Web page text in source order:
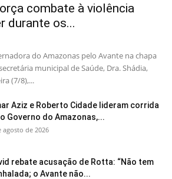
combate à violência
durante os...
do Amazonas pelo Avante na chapa
municipal de Saúde, Dra. Shádia,
(7/8),...
Aziz e Roberto Cidade lideram corrida
Governo do Amazonas,...
agosto de 2026
rebate acusação de Rotta: “Não tem
o Avante não...